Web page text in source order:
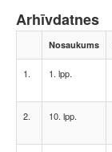
Arhīvdatnes
Nosaukums
1. 1. lpp.
2. 10. lpp.